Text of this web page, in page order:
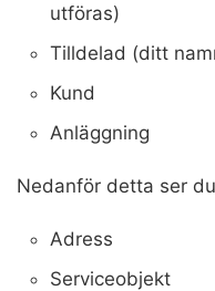
utföras)
Tilldelad (ditt
Kund
Anläggning
Nedanför detta ser
Adress
Serviceobjekt